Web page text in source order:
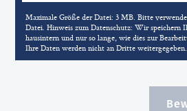
Maximale Größe der Datei: 3 MB. Bitte
Datei. Hinweis zum Datenschutz: Wir speichern
hausintern und nur so lange, wie dies zur
Ihre Daten werden nicht an Dritte weitergegeben.